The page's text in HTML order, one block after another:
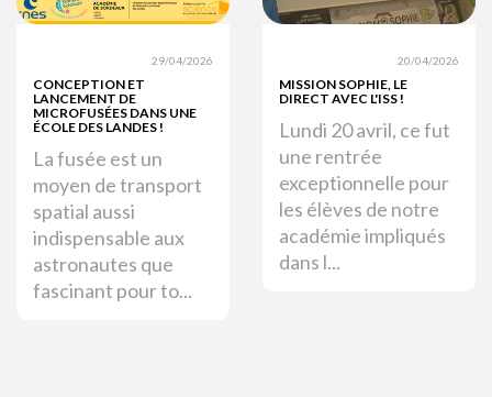
29/04/2026
CONCEPTION ET
LANCEMENT DE
MICROFUSÉES DANS UNE
ÉCOLE DES LANDES !
La fusée est un
moyen de transport
spatial aussi
indispensable aux
astronautes que
fascinant pour to...
20/04/2026
MISSION SOPHIE, LE
DIRECT AVEC L'ISS !
Lundi 20 avril, ce fut
une rentrée
exceptionnelle pour
les élèves de notre
académie impliqués
dans l...